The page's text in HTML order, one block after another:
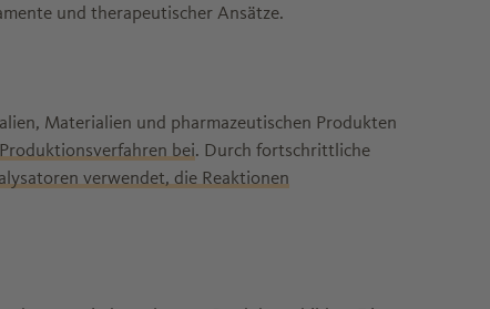
und therapeutischer Ansätze.
Materialien und pharmazeutischen Produkten
bei. Durch fortschrittliche
verwendet, die Reaktionen